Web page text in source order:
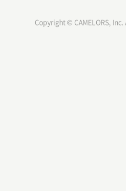
Copyright © CAMELORS, Inc.